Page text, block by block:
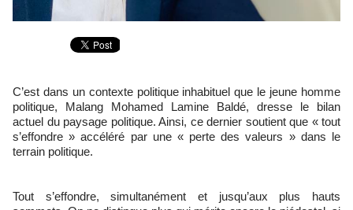
C’est dans un contexte politique inhabituel que le jeune homme
politique, Malang Mohamed Lamine Baldé, dresse le bilan
actuel du paysage politique. Ainsi, ce dernier soutient que « tout
s’effondre » accéléré par une « perte des valeurs » dans le
terrain politique.
Tout s’effondre, simultanément et jusqu’aux plus hauts